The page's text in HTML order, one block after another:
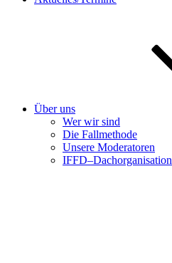
Über uns
Wer wir sind
Die Fallmethode
Unsere Moderatoren
IFFD–Dachorganisation